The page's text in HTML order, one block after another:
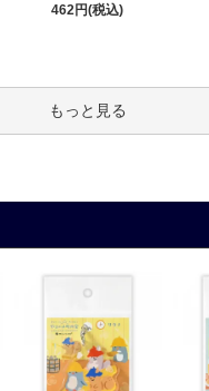
462円(税込)
もっと見る